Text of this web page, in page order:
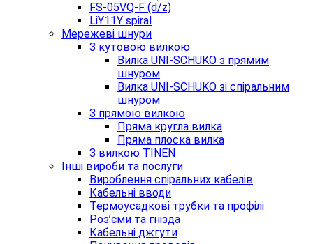
FS-05VQ-F (d/z)
LiY11Y spiral
Мережеві шнури
З кутовою вилкою
Вилка UNI-SCHUKO з прямим
шнуром
Вилка UNI-SCHUKO зі спіральним
шнуром
З прямою вилкою
Пряма кругла вилка
Пряма плоска вилка
З вилкою TINEN
Інші вироби та послуги
Вироблення спіральних кабелів
Кабельні вводи
Термоусадкові трубки та профілі
Роз’єми та гнізда
Кабельні джгути